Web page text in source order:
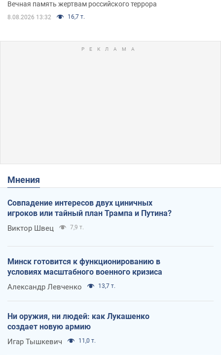
Вечная память жертвам российского террора
8.08.2026 13:32 16,7 т.
Мнения
Совпадение интересов двух циничных
игроков или тайный план Трампа и Путина?
Виктор Швец 7,9 т.
Минск готовится к функционированию в
условиях масштабного военного кризиса
Александр Левченко 13,7 т.
Ни оружия, ни людей: как Лукашенко
создает новую армию
Игар Тышкевич 11,0 т.